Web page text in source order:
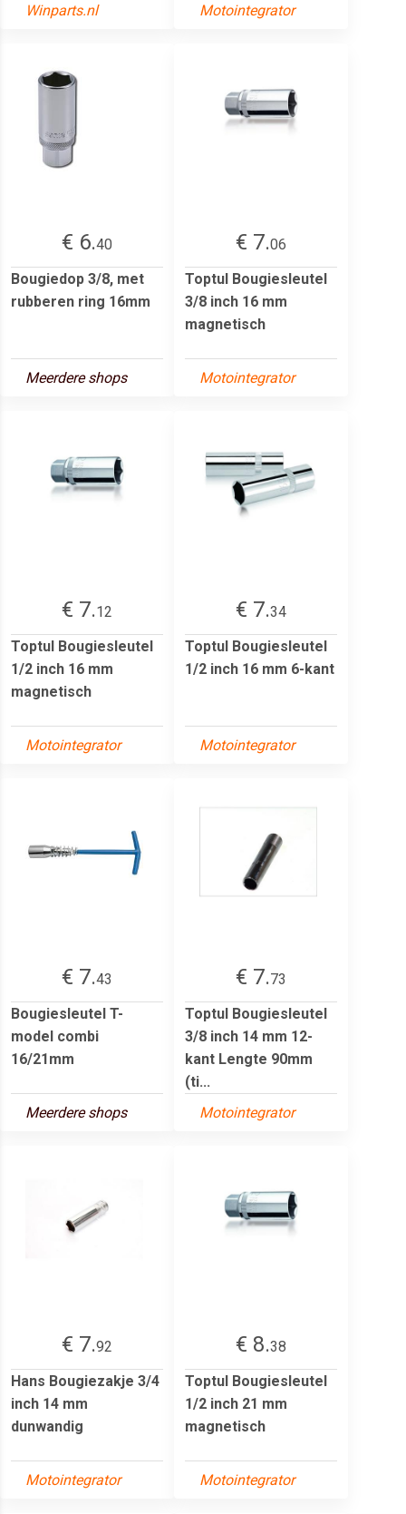
Winparts.nl Motointegrator
€ 6.40
Bougiedop 3/8, met
rubberen ring 16mm
Meerdere shops
€ 7.06
Toptul Bougiesleutel
3/8 inch 16 mm
magnetisch
Motointegrator
€ 7.12
Toptul Bougiesleutel
1/2 inch 16 mm
magnetisch
Motointegrator
€ 7.34
Toptul Bougiesleutel
1/2 inch 16 mm 6-kant
Motointegrator
€ 7.43
Bougiesleutel T-
model combi
16/21mm
Meerdere shops
€ 7.73
Toptul Bougiesleutel
3/8 inch 14 mm 12-
kant Lengte 90mm
(ti...
Motointegrator
€ 7.92
Hans Bougiezakje 3/4
inch 14 mm
dunwandig
Motointegrator
€ 8.38
Toptul Bougiesleutel
1/2 inch 21 mm
magnetisch
Motointegrator